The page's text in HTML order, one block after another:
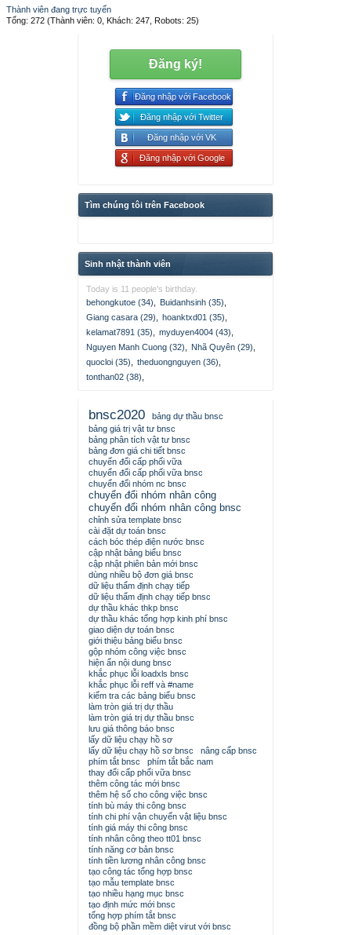
Thành viên đang trực tuyến
Tổng: 272 (Thành viên: 0, Khách: 247, Robots: 25)
Đăng ký!
Đăng nhập với Facebook
Đăng nhập với Twitter
Đăng nhập với VK
Đăng nhập với Google
Tìm chúng tôi trên Facebook
Sinh nhật thành viên
Today is 11 people's birthday.
behongkutoe (34)
Buidanhsinh (35)
Giang casara (29)
hoanktxd01 (35)
kelamat7891 (35)
myduyen4004 (43)
Nguyen Manh Cuong (32)
Nhã Quyên (29)
quocloi (35)
theduongnguyen (36)
tonthan02 (38)
bnsc2020
bảng dự thầu bnsc
bảng giá trị vật tư bnsc
bảng phân tích vật tư bnsc
bảng đơn giá chi tiết bnsc
chuyển đổi cấp phối vữa
chuyển đổi cấp phối vữa bnsc
chuyển đổi nhóm nc bnsc
chuyển đổi nhóm nhân công
chuyển đổi nhóm nhân công bnsc
chỉnh sửa template bnsc
cài đặt dự toán bnsc
cách bóc thép điện nước bnsc
cập nhật bảng biểu bnsc
cập nhật phiên bản mới bnsc
dùng nhiều bộ đơn giá bnsc
dữ liệu thẩm định chạy tiếp
dữ liệu thẩm định chạy tiếp bnsc
dự thầu khác thkp bnsc
dự thầu khác tổng hợp kinh phí bnsc
giao diện dự toán bnsc
giới thiệu bảng biểu bnsc
gộp nhóm công việc bnsc
hiện ẩn nội dung bnsc
khắc phục lỗi loadxls bnsc
khắc phục lỗi reff và #name
kiểm tra các bảng biểu bnsc
làm tròn giá trị dự thầu
làm tròn giá trị dự thầu bnsc
lưu giá thông báo bnsc
lấy dữ liệu chạy hồ sơ
lấy dữ liệu chạy hồ sơ bnsc
nâng cấp bnsc
phím tắt bnsc
phím tắt bắc nam
thay đổi cấp phối vữa bnsc
thêm công tác mới bnsc
thêm hệ số cho công việc bnsc
tính bù máy thi công bnsc
tính chi phí vận chuyển vật liệu bnsc
tính giá máy thi công bnsc
tính nhân công theo tt01 bnsc
tính năng cơ bản bnsc
tính tiền lương nhân công bnsc
tạo công tác tổng hợp bnsc
tạo mẫu template bnsc
tạo nhiều hạng mục bnsc
tạo định mức mới bnsc
tổng hợp phím tắt bnsc
đồng bộ phần mềm diệt virut với bnsc